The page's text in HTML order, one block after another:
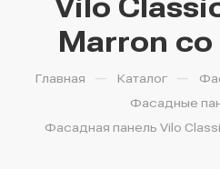
Marron
Главная — Каталог —
Фасадные
Фасадная панель Vilo